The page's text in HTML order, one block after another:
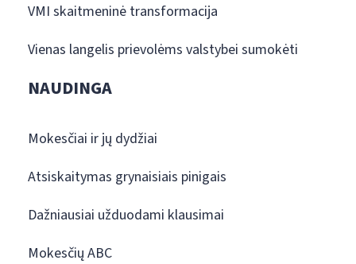
VMI skaitmeninė transformacija
Vienas langelis prievolėms valstybei sumokėti
NAUDINGA
Mokesčiai ir jų dydžiai
Atsiskaitymas grynaisiais pinigais
Dažniausiai užduodami klausimai
Mokesčių ABC